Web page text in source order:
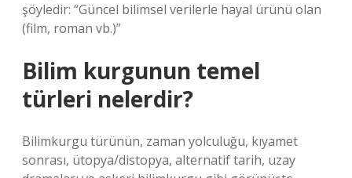
şöyledir: “Güncel bilimsel verilerle hayal ürünü olan
(film, roman vb.)”
Bilim kurgunun temel
türleri nelerdir?
Bilimkurgu türünün, zaman yolculuğu, kıyamet
sonrası, ütopya/distopya, alternatif tarih, uzay